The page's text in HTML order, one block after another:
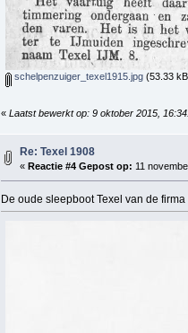
schelpenzuiger_texel1915.jpg (53.33
« Laatst bewerkt op: 9 oktober 2015,
Re: Texel 1908
« Reactie #4 Gepost op: 11
De oude sleepboot Texel van de